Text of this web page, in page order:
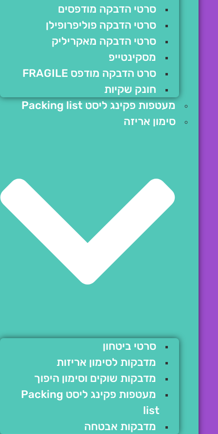
סרטי הדבקה מודפסים
סרטי הדבקה פוליפרופילן
סרטי הדבקה מאקריליק
מסקינטייפ
סרט הדבקה מודפס FRAGILE
חונק שקיות
מעטפות פקינג ליסט Packing list
סימון אריזה
סרטי ביטחון
מדבקות לסימון אריזות
מדבקות שוקים וסימון היפוך
מעטפות פקינג ליסט Packing
list
מדבקות אבטחה